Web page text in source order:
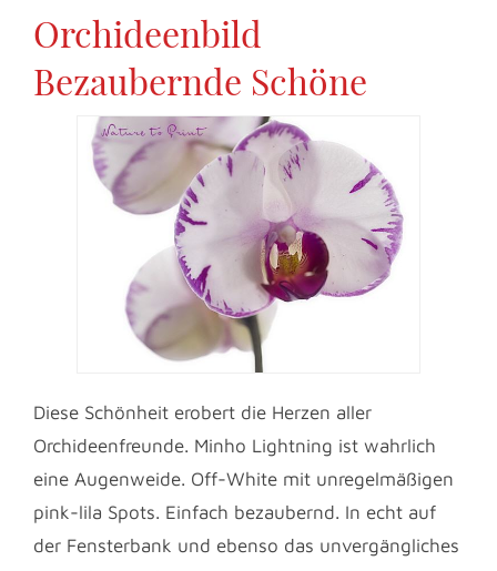
Orchideenbild
Bezaubernde Schöne
Diese Schönheit erobert die Herzen aller
Orchideenfreunde. Minho Lightning ist wahrlich
eine Augenweide. Off-White mit unregelmäßigen
pink-lila Spots. Einfach bezaubernd. In echt auf
der Fensterbank und ebenso das unvergängliches